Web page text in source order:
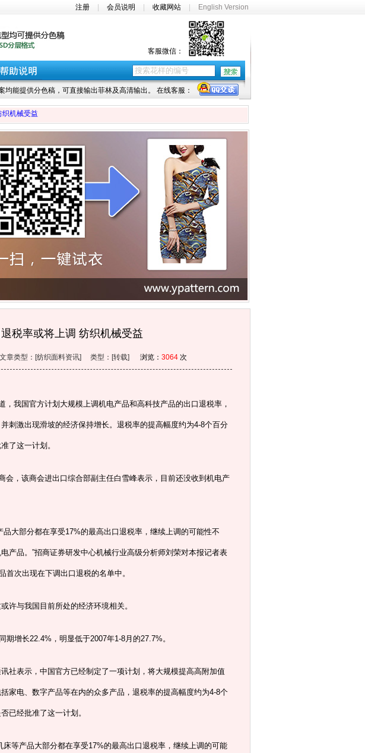
注册 会员说明 收藏网站 English Version
客服微信：
能提供分色稿，可直接输出菲林及高清输出。 在线客服：
织机械受益
税率或将上调 纺织机械受益
章类型：[纺织面料资讯] 类型：[转载] 浏览： 3064 次
我国官方计划大规模上调机电产品和高科技产品的出口退税率，
刺激出现滑坡的经济保持增长。退税率的提高幅度约为4-8个百分
了这一计划。
，该商会进出口综合部副主任白雪峰表示，目前还没收到机电产
大部分都在享受17%的最高出口退税率，继续上调的可能性不
产品。”招商证券研发中心机械行业高级分析师刘荣对本报记者表
次出现在下调出口退税的名单中。
与我国目前所处的经济环境相关。
增长22.4%，明显低于2007年1-8月的27.7%。
表示，中国官方已经制定了一项计划，将大规模提高高附加值
家电、数字产品等在内的众多产品，退税率的提高幅度约为4-8个
已经批准了这一计划。
等产品大部分都在享受17%的最高出口退税率，继续上调的可能